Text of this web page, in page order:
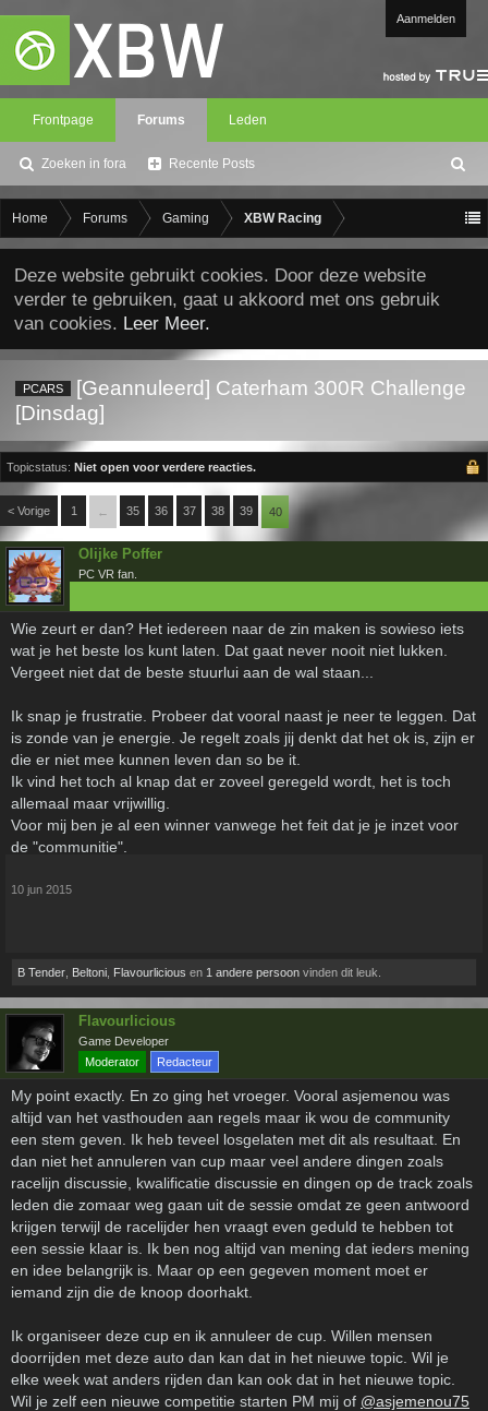
Aanmelden
Frontpage Forums
Zoeken in fora Recente Posts
Leden
oe
ke
n
Home Forums Gaming XBW Racing
Deze website gebruikt cookies. Door deze website
verder te gebruiken, gaat u akkoord met ons gebruik
van cookies. Leer Meer.
PCARS
[Geannuleerd] Caterham 300R Challenge
[Dinsdag]
Topicstatus: Niet open voor verdere reacties.
< Vorige 1 ← 35 36 37 38 39 40
Olijke Poffer
PC VR fan.
Wie zeurt er dan? Het iedereen naar de zin maken is sowieso iets
wat je het beste los kunt laten. Dat gaat never nooit niet lukken.
Vergeet niet dat de beste stuurlui aan de wal staan...
Ik snap je frustratie. Probeer dat vooral naast je neer te leggen. Dat
is zonde van je energie. Je regelt zoals jij denkt dat het ok is, zijn er
die er niet mee kunnen leven dan so be it.
Ik vind het toch al knap dat er zoveel geregeld wordt, het is toch
allemaal maar vrijwillig.
Voor mij ben je al een winner vanwege het feit dat je je inzet voor
de "communitie".
10 jun 2015
B Tender Beltoni Flavourlicious en 1 andere persoon vinden dit leuk.
Flavourlicious
Game Developer
Moderator
Redacteur
My point exactly. En zo ging het vroeger. Vooral asjemenou was
altijd van het vasthouden aan regels maar ik wou de community
een stem geven. Ik heb teveel losgelaten met dit als resultaat. En
dan niet het annuleren van cup maar veel andere dingen zoals
racelijn discussie, kwalificatie discussie en dingen op de track zoals
leden die zomaar weg gaan uit de sessie omdat ze geen antwoord
krijgen terwijl de racelijder hen vraagt even geduld te hebben tot
een sessie klaar is. Ik ben nog altijd van mening dat ieders mening
en idee belangrijk is. Maar op een gegeven moment moet er
iemand zijn die de knoop doorhakt.
Ik organiseer deze cup en ik annuleer de cup. Willen mensen
doorrijden met deze auto dan kan dat in het nieuwe topic. Wil je
elke week wat anders rijden dan kan ook dat in het nieuwe topic.
Wil je zelf een nieuwe competitie starten PM mij of @asjemenou75